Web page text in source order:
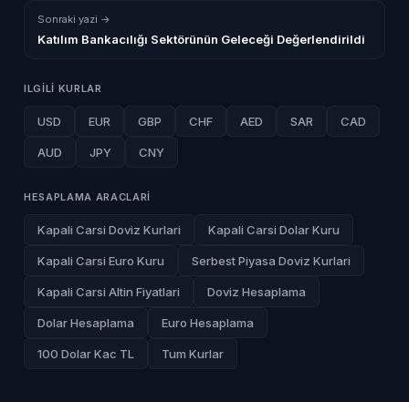
Sonraki yazi →
Katılım Bankacılığı Sektörünün Geleceği Değerlendirildi
ILGILI KURLAR
USD EUR GBP CHF AED SAR CAD
AUD JPY CNY
HESAPLAMA ARACLARI
Kapali Carsi Doviz Kurlari Kapali Carsi Dolar Kuru
Kapali Carsi Euro Kuru Serbest Piyasa Doviz Kurlari
Kapali Carsi Altin Fiyatlari Doviz Hesaplama
Dolar Hesaplama Euro Hesaplama
100 Dolar Kac TL Tum Kurlar